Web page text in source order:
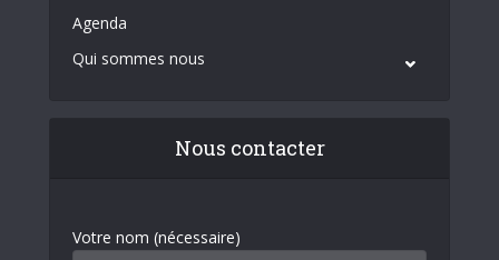
Agenda
Qui sommes nous
Nous contacter
Votre nom (nécessaire)